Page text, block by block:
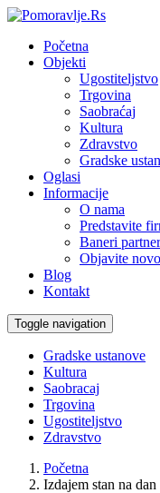
Početna
Objekti
Ugostiteljstvo
Trgovina
Saobraćaj
Kultura
Zdravstvo
Gradske
Oglasi
Informacije
O nama
Predstavite
Baneri
Objavite
Blog
Kontakt
Toggle navigation
Gradske ustanove
Kultura
Saobracaj
Trgovina
Ugostiteljstvo
Zdravstvo
Početna
Izdajem stan na dan